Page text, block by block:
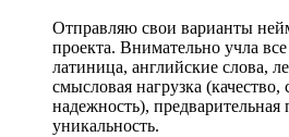
Отправляю свои варианты
проекта. Внимательно учла
латиница, английские слова,
смысловая нагрузка (качество,
надежность), предварительная
уникальность.